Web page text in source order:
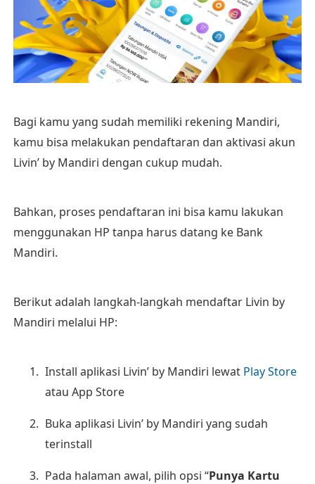
Bagi kamu yang sudah memiliki rekening Mandiri,
kamu bisa melakukan pendaftaran dan aktivasi akun
Livin’ by Mandiri dengan cukup mudah.
Bahkan, proses pendaftaran ini bisa kamu lakukan
menggunakan HP tanpa harus datang ke Bank
Mandiri.
Berikut adalah langkah-langkah mendaftar Livin by
Mandiri melalui HP:
Install aplikasi Livin’ by Mandiri lewat Play Store
atau App Store
Buka aplikasi Livin’ by Mandiri yang sudah
terinstall
Pada halaman awal, pilih opsi “Punya Kartu